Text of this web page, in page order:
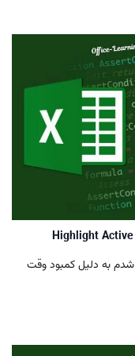
شدم به دلیل کمبود وقت